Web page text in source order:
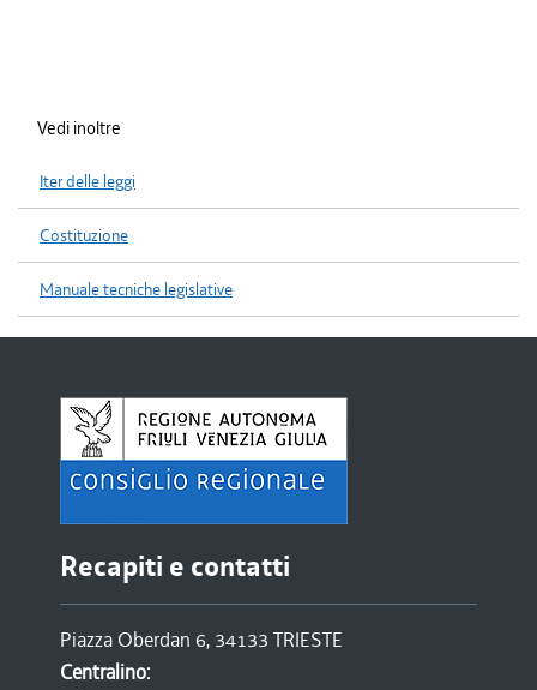
Vedi inoltre
Iter delle leggi
Costituzione
Manuale tecniche legislative
Recapiti e contatti
Piazza Oberdan 6, 34133 TRIESTE
Centralino: